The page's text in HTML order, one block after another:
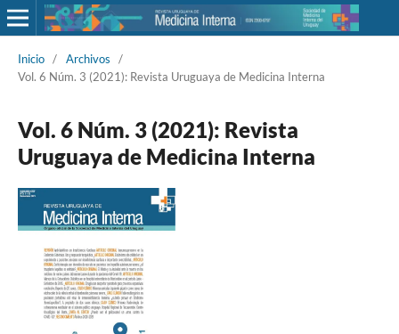
Inicio / Archivos
/
Vol. 6 Núm. 3 (2021): Revista Uruguaya de Medicina Interna
Vol. 6 Núm. 3 (2021): Revista
Uruguaya de Medicina Interna